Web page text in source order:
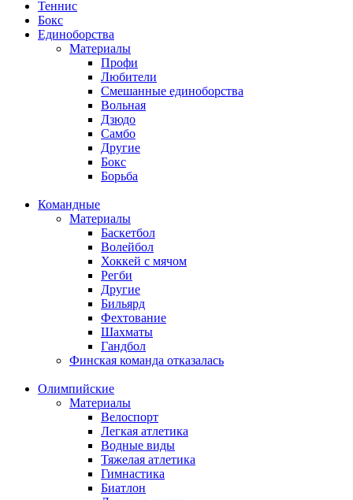
Теннис
Бокс
Единоборства
Материалы
Профи
Любители
Смешанные единоборства
Вольная
Дзюдо
Самбо
Другие
Бокс
Борьба
Командные
Материалы
Баскетбол
Волейбол
Хоккей с мячом
Регби
Другие
Бильярд
Фехтование
Шахматы
Гандбол
Финская команда отказалась
Олимпийские
Материалы
Велоспорт
Легкая атлетика
Водные виды
Тяжелая атлетика
Гимнастика
Биатлон